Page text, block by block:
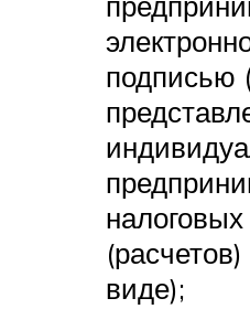
подписью
виде);